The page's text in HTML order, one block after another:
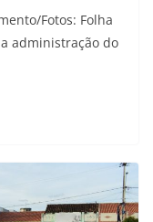
Fotos: Folha
administração do